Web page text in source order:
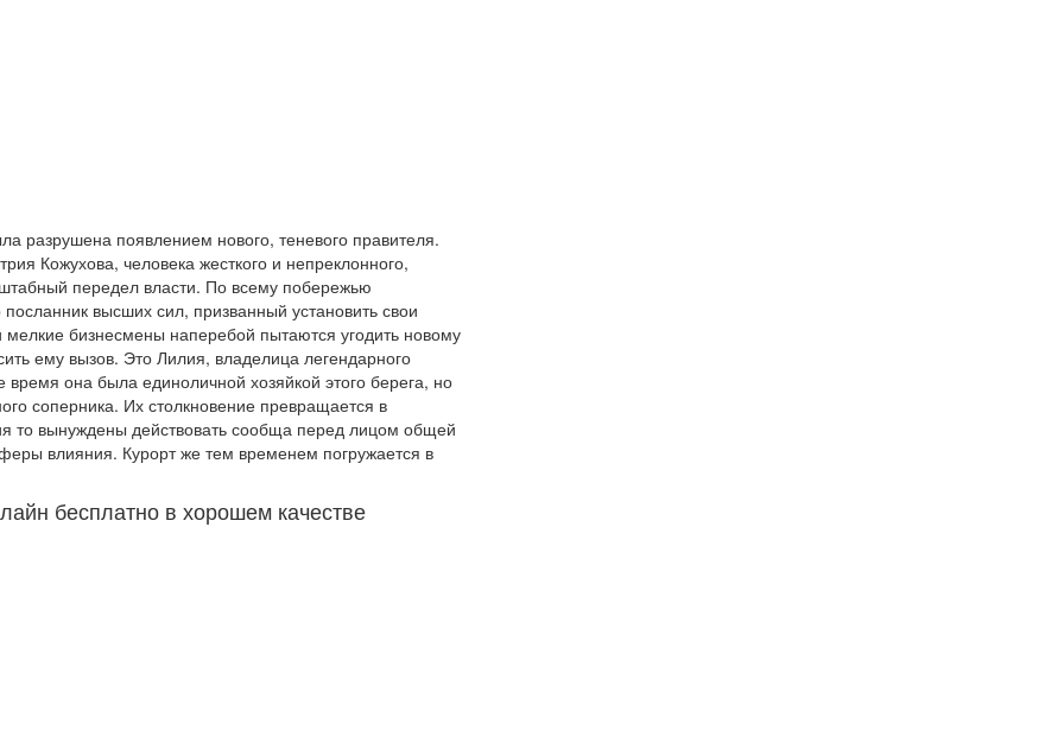
разрушена появлением нового, теневого правителя.
Кожухова, человека жесткого и непреклонного,
передел власти. По всему побережью
высших сил, призванный установить свои
бизнесмены наперебой пытаются угодить новому
ему вызов. Это Лилия, владелица легендарного
она была единоличной хозяйкой этого берега, но
соперника. Их столкновение превращается в
то вынуждены действовать сообща перед лицом общей
влияния. Курорт же тем временем погружается в
бесплатно в хорошем качестве